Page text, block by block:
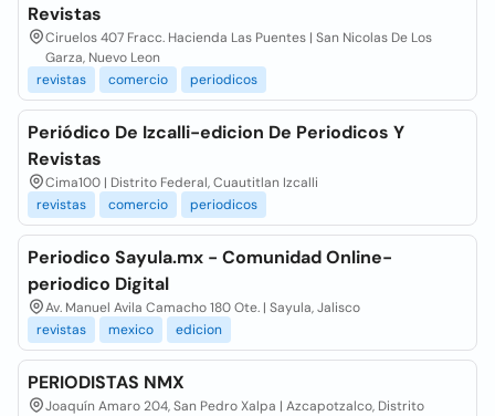
Revistas
Ciruelos 407 Fracc. Hacienda Las Puentes | San Nicolas De Los
Garza, Nuevo Leon
revistas
comercio periodicos
Periódico De Izcalli-edicion De Periodicos Y
Revistas
Cima100 | Distrito Federal, Cuautitlan Izcalli
revistas
comercio periodicos
Periodico Sayula.mx - Comunidad Online-
periodico Digital
Av. Manuel Avila Camacho 180 Ote. | Sayula, Jalisco
revistas
mexico edicion
PERIODISTAS NMX
Joaquín Amaro 204, San Pedro Xalpa | Azcapotzalco, Distrito